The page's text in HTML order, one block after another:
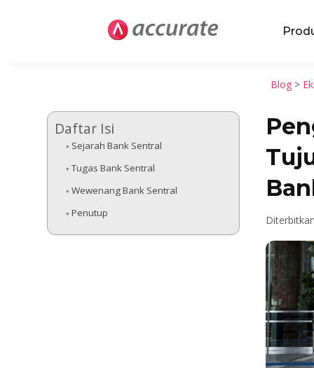
Blog >
Daftar Isi
Sejarah Bank Sentral
Tugas Bank Sentral
Wewenang Bank Sentral
Penutup